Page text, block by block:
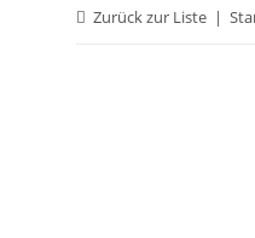
Zurück zur Liste